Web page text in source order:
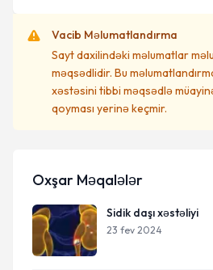
Vacib Məlumatlandırma
Sayt daxilindəki məlumatlar
məqsədlidir. Bu
xəstəsini tibbi məqsədlə
qoyması yerinə keçmir.
Oxşar Məqalələr
Sidik daşı xəstəliyi
23 fev 2024